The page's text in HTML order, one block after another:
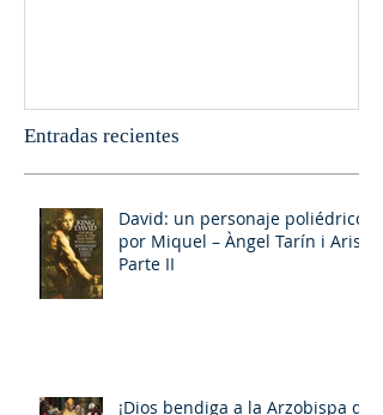
Entradas recientes
David: un personaje poliédrico,
por Miquel – Àngel Tarín i Arisó
Parte II
¡Dios bendiga a la Arzobispa de